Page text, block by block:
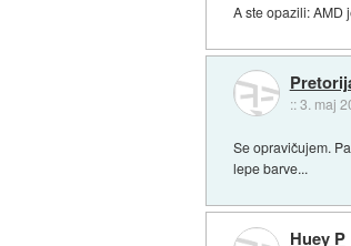
A ste opazili: AMD
::3. maj
Se opravičujem.
lepe barve...
Huey P